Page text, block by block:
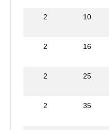
2 10
2 16
2 25
2 35